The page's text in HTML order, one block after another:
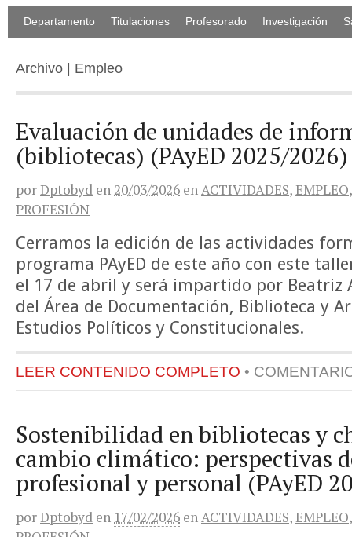
Departamento Titulaciones Profesorado Investigación
Archivo | Empleo
Evaluación de unidades de
(bibliotecas) (PAyED 2025/2026)
porDptobyd en 20/03/2026 enACTIVIDADES,EMPLEO
PROFESIÓN
Cerramos la edición de las actividades
programa PAyED de este año con este
el 17 de abril y será impartido por Beatriz
del Área de Documentación, Biblioteca y
Estudios Políticos y Constitucionales.
LEER CONTENIDO COMPLETO •
Sostenibilidad en bibliotecas y
cambio climático: perspectivas
profesional y personal (PAyED
porDptobyd en 17/02/2026 enACTIVIDADES,EMPLEO